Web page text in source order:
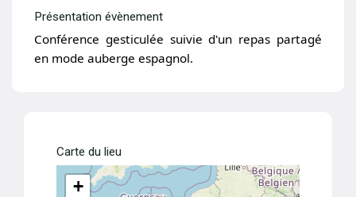
Présentation évènement
Conférence gesticulée suivie d'un repas partagé
en mode auberge espagnol.
Carte du lieu
+